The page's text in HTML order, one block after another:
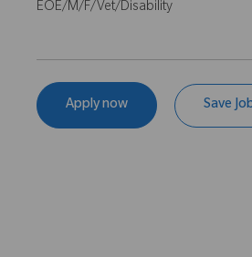
EOE/M/F/Vet/Disability
Apply now Save